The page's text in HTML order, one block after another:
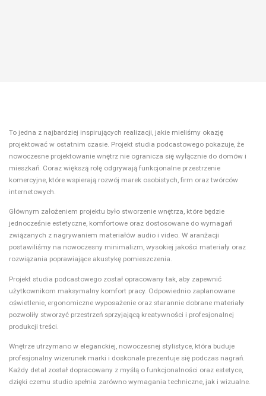
To jedna z najbardziej inspirujących realizacji, jakie mieliśmy okazję
projektować w ostatnim czasie. Projekt studia podcastowego pokazuje, że
nowoczesne projektowanie wnętrz nie ogranicza się wyłącznie do domów i
mieszkań. Coraz większą rolę odgrywają funkcjonalne przestrzenie
komercyjne, które wspierają rozwój marek osobistych, firm oraz twórców
internetowych.
Głównym założeniem projektu było stworzenie wnętrza, które będzie
jednocześnie estetyczne, komfortowe oraz dostosowane do wymagań
związanych z nagrywaniem materiałów audio i video. W aranżacji
postawiliśmy na nowoczesny minimalizm, wysokiej jakości materiały oraz
rozwiązania poprawiające akustykę pomieszczenia.
Projekt studia podcastowego został opracowany tak, aby zapewnić
użytkownikom maksymalny komfort pracy. Odpowiednio zaplanowane
oświetlenie, ergonomiczne wyposażenie oraz starannie dobrane materiały
pozwoliły stworzyć przestrzeń sprzyjającą kreatywności i profesjonalnej
produkcji treści.
Wnętrze utrzymano w eleganckiej, nowoczesnej stylistyce, która buduje
profesjonalny wizerunek marki i doskonale prezentuje się podczas nagrań.
Każdy detal został dopracowany z myślą o funkcjonalności oraz estetyce,
dzięki czemu studio spełnia zarówno wymagania techniczne, jak i wizualne.